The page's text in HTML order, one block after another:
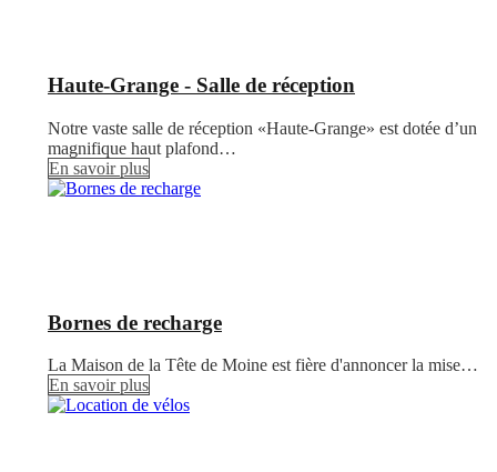
Haute-Grange - Salle de réception
Notre vaste salle de réception «Haute-Grange» est dotée d’un
magnifique haut plafond…
En savoir plus
Bornes de recharge
La Maison de la Tête de Moine est fière d'annoncer la mise…
En savoir plus